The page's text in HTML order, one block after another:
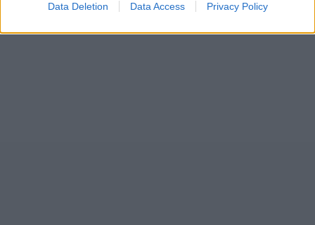
Data Deletion Data Access Privacy Policy